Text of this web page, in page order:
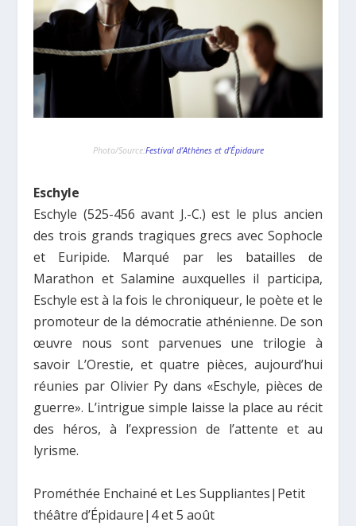
Photo/Source:Festival d’Athènes et d’Épidaure
Eschyle
Eschyle (525-456 avant J.-C.) est le plus ancien
des trois grands tragiques grecs avec Sophocle
et Euripide. Marqué par les batailles de
Marathon et Salamine auxquelles il participa,
Eschyle est à la fois le chroniqueur, le poète et le
promoteur de la démocratie athénienne. De son
œuvre nous sont parvenues une trilogie à
savoir L’Orestie, et quatre pièces, aujourd’hui
réunies par Olivier Py dans «Eschyle, pièces de
guerre». L’intrigue simple laisse la place au récit
des héros, à l’expression de l’attente et au
lyrisme.
Prométhée Enchainé et Les Suppliantes|Petit
théâtre d’Épidaure|4 et 5 août